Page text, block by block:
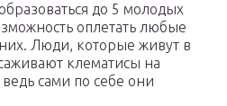
до 5 молодых
оплетать любые
Люди, которые живут в
клематисы на
сами по себе они